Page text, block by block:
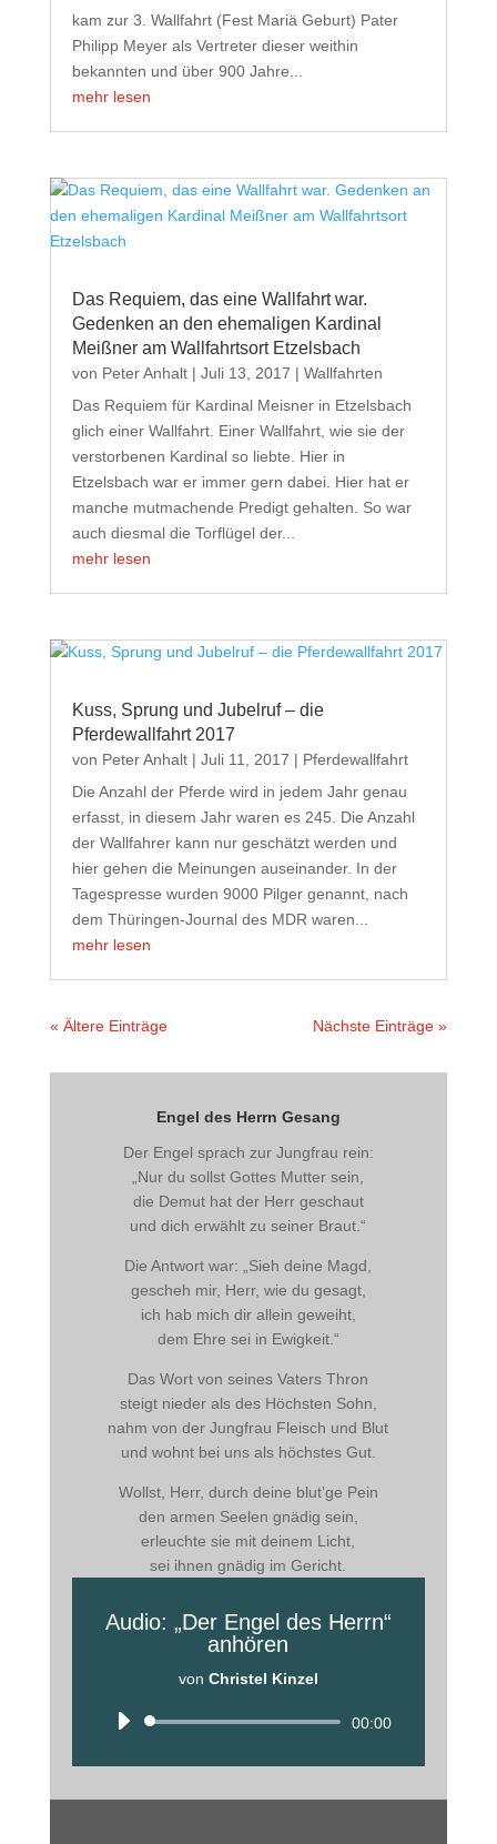
kam zur 3. Wallfahrt (Fest Mariä Geburt) Pater
Philipp Meyer als Vertreter dieser weithin
bekannten und über 900 Jahre...
mehr lesen
Das Requiem, das eine Wallfahrt war.
Gedenken an den ehemaligen Kardinal
Meißner am Wallfahrtsort Etzelsbach
von Peter Anhalt| Juli 13, 2017 | Wallfahrten
Das Requiem für Kardinal Meisner in Etzelsbach
glich einer Wallfahrt. Einer Wallfahrt, wie sie der
verstorbenen Kardinal so liebte. Hier in
Etzelsbach war er immer gern dabei. Hier hat er
manche mutmachende Predigt gehalten. So war
auch diesmal die Torflügel der...
mehr lesen
Kuss, Sprung und Jubelruf – die
Pferdewallfahrt 2017
von Peter Anhalt| Juli 11, 2017 | Pferdewallfahrt
Die Anzahl der Pferde wird in jedem Jahr genau
erfasst, in diesem Jahr waren es 245. Die Anzahl
der Wallfahrer kann nur geschätzt werden und
hier gehen die Meinungen auseinander. In der
Tagespresse wurden 9000 Pilger genannt, nach
dem Thüringen-Journal des MDR waren...
mehr lesen
« Ältere Einträge Nächste Einträge »
Engel des Herrn Gesang
Der Engel sprach zur Jungfrau rein:
„Nur du sollst Gottes Mutter sein,
die Demut hat der Herr geschaut
und dich erwählt zu seiner Braut.“
Die Antwort war: „Sieh deine Magd,
gescheh mir, Herr, wie du gesagt,
ich hab mich dir allein geweiht,
dem Ehre sei in Ewigkeit.“
Das Wort von seines Vaters Thron
steigt nieder als des Höchsten Sohn,
nahm von der Jungfrau Fleisch und Blut
und wohnt bei uns als höchstes Gut.
Wollst, Herr, durch deine blut’ge Pein
den armen Seelen gnädig sein,
erleuchte sie mit deinem Licht,
sei ihnen gnädig im Gericht.
Audio: „Der Engel des Herrn“
anhören
von Christel Kinzel
Audio-
00:00